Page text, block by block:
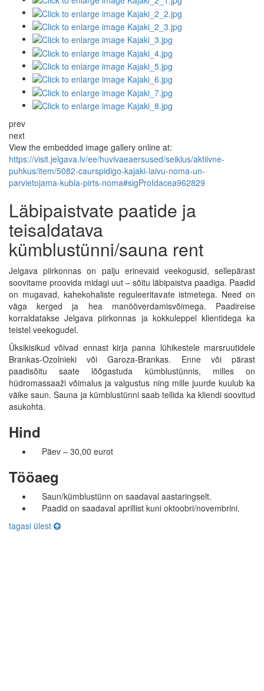
prev
next
View the embedded image gallery online at:
https://visit.jelgava.lv/ee/huvivaeaersused/seiklus/aktiivne-
puhkus/item/5082-caurspidigo-kajaki-laivu-noma-un-
parvietojama-kubla-pirts-noma#sigProIdacea962829
Läbipaistvate paatide ja
teisaldatava
kümblustünni/sauna rent
Jelgava piirkonnas on palju erinevaid veekogusid, sellepärast
soovitame proovida midagi uut – sõitu läbipaistva paadiga. Paadid
on mugavad, kahekohaliste reguleeritavate istmetega. Need on
väga kerged ja hea manööverdamisvõimega. Paadireise
korraldatakse Jelgava piirkonnas ja kokkuleppel klientidega ka
teistel veekogudel.
Üksikisikud võivad ennast kirja panna lühikestele marsruutidele
Brankas-Ozolnieki või Garoza-Brankas. Enne või pärast
paadisõitu saate lõõgastuda kümblustünnis, milles on
hüdromassaaži võimalus ja valgustus ning mille juurde kuulub ka
väike saun. Sauna ja kümblustünni saab tellida ka kliendi soovitud
asukohta.
Hind
Päev – 30,00 eurot
Tööaeg
Saun/kümblustünn on saadaval aastaringselt.
Paadid on saadaval aprillist kuni oktoobri/novembrini.
tagasi ülest